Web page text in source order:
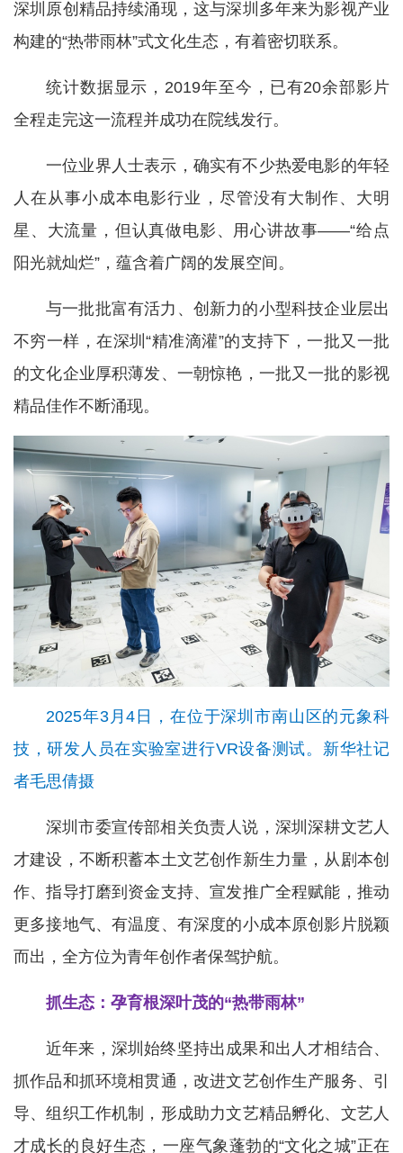
深圳原创精品持续涌现，这与深圳多年来为影视产业
构建的“热带雨林”式文化生态，有着密切联系。
统计数据显示，2019年至今，已有20余部影片
全程走完这一流程并成功在院线发行。
一位业界人士表示，确实有不少热爱电影的年轻
人在从事小成本电影行业，尽管没有大制作、大明
星、大流量，但认真做电影、用心讲故事——“给点
阳光就灿烂”，蕴含着广阔的发展空间。
与一批批富有活力、创新力的小型科技企业层出
不穷一样，在深圳“精准滴灌”的支持下，一批又一批
的文化企业厚积薄发、一朝惊艳，一批又一批的影视
精品佳作不断涌现。
2025年3月4日，在位于深圳市南山区的元象科
技，研发人员在实验室进行VR设备测试。新华社记
者毛思倩摄
深圳市委宣传部相关负责人说，深圳深耕文艺人
才建设，不断积蓄本土文艺创作新生力量，从剧本创
作、指导打磨到资金支持、宣发推广全程赋能，推动
更多接地气、有温度、有深度的小成本原创影片脱颖
而出，全方位为青年创作者保驾护航。
抓生态：孕育根深叶茂的“热带雨林”
近年来，深圳始终坚持出成果和出人才相结合、
抓作品和抓环境相贯通，改进文艺创作生产服务、引
导、组织工作机制，形成助力文艺精品孵化、文艺人
才成长的良好生态，一座气象蓬勃的“文化之城”正在